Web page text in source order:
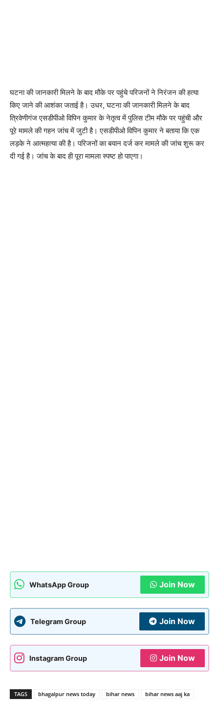
घटना की जानकारी मिलने के बाद मौके पर पहुंचे परिजनों ने निरंजन की हत्या
किए जाने की आशंका जताई है। उधर, घटना की जानकारी मिलने के बाद
त्रिवेणीगंज एसडीपीओ विपिन कुमार के नेतृत्व में पुलिस टीम मौके पर पहुंची और
पूरे मामले की गहन जांच में जुटी है। एसडीपीओ विपिन कुमार ने बताया कि एक
लड़के ने आत्महत्या की है। परिजनों का बयान दर्ज कर मामले की जांच शुरू कर
दी गई है। जांच के बाद ही पूरा मामला स्पष्ट हो पाएगा।
WhatsApp Group Join Now
Telegram Group Join Now
Instagram Group Join Now
TAGS bhagalpur news today bihar news
bihar news aaj ka